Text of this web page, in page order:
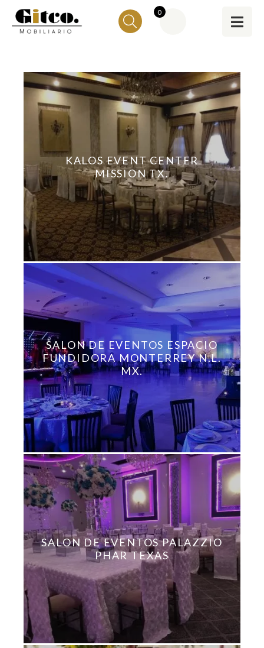
0
KALOS EVENT CENTER
MISSION TX.
SALON DE EVENTOS ESPACIO
FUNDIDORA MONTERREY N.L.
MX.
SALON DE EVENTOS PALAZZIO
PHAR TEXAS